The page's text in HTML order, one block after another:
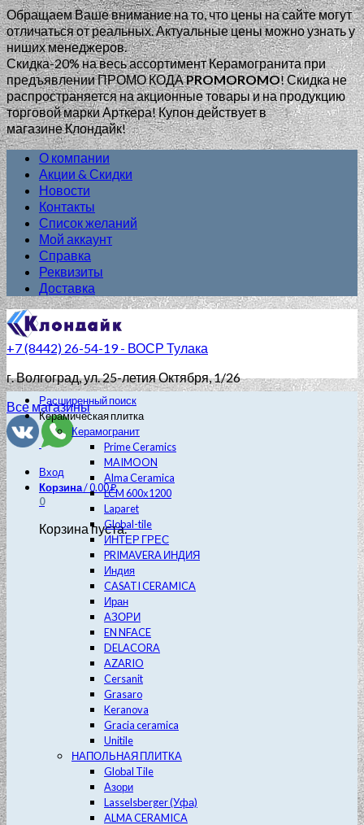
Обращаем Ваше внимание на то, что цены на сайте могут
отличаться от реальных. Актуальные цены можно узнать у
ниших менеджеров.
Скидка-20% на весь ассортимент Керамогранита при
предъявлении ПРОМО КОДАPROMOROMO!Скидка не
распространяется на акционные товары и на продукцию
торговой марки Арткера! Купон действует в
магазине Клондайк!
О компании
Акции & Скидки
Новости
Контакты
Список желаний
Мой аккаунт
Справка
Реквизиты
Доставка
+7 (8442) 26-54-19 - ВОСР Тулака
г. Волгоград, ул. 25-летия Октября, 1/26
Все магазины
Вход
Корзина/0.00₽
0
Корзина пуста.
Расширенный поиск
Керамическая плитка
Керамогранит
Prime Ceramics
MAIMOON
Alma Ceramica
LCM 600х1200
Laparet
Global-tile
ИНТЕР ГРЕС
PRIMAVERA ИНДИЯ
Индия
CASATI CERAMICA
Иран
АЗОРИ
EN NFACE
DELACORA
AZARIO
Cersanit
Grasaro
Keranova
Gracia ceramica
Unitile
НАПОЛЬНАЯ ПЛИТКА
Global Tile
Азори
Lasselsberger (Уфа)
ALMA CERAMICA